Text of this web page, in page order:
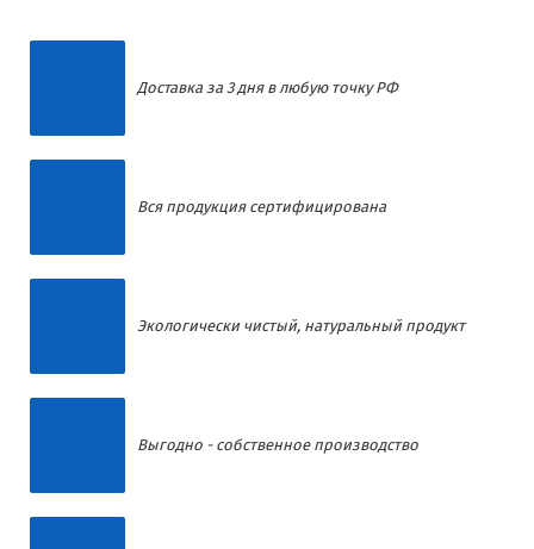
Доставка за 3 дня в любую точку РФ
Вся продукция сертифицирована
Экологически чистый, натуральный продукт
Выгодно - собственное производство